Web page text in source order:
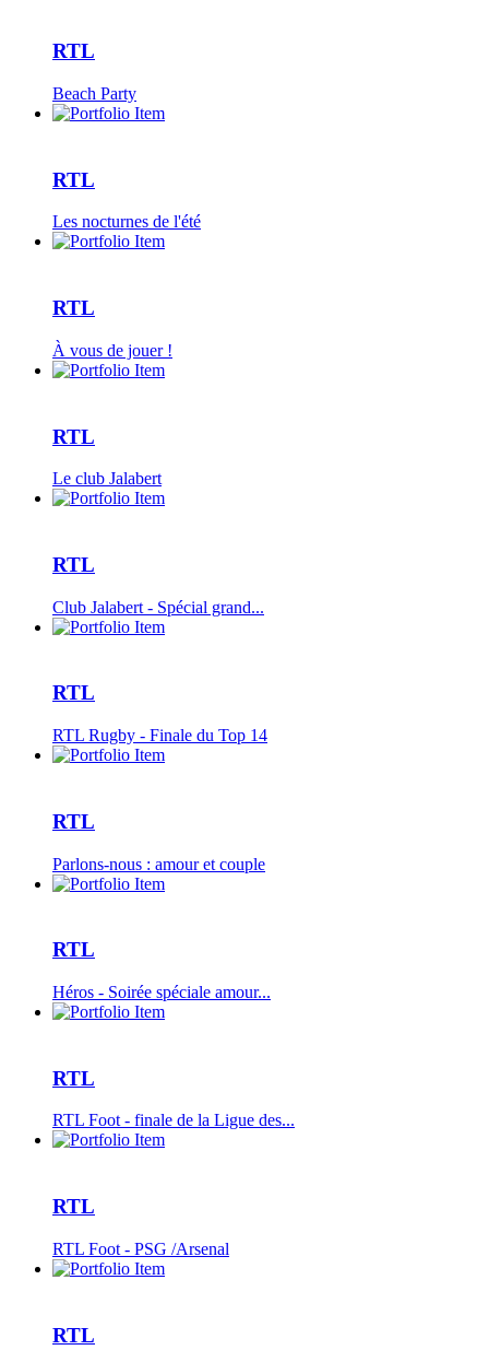
RTL
Beach Party
RTL
Les nocturnes de l'été
RTL
À vous de jouer !
RTL
Le club Jalabert
RTL
Club Jalabert - Spécial grand...
RTL
RTL Rugby - Finale du Top 14
RTL
Parlons-nous : amour et couple
RTL
Héros - Soirée spéciale amour...
RTL
RTL Foot - finale de la Ligue des...
RTL
RTL Foot - PSG /Arsenal
RTL